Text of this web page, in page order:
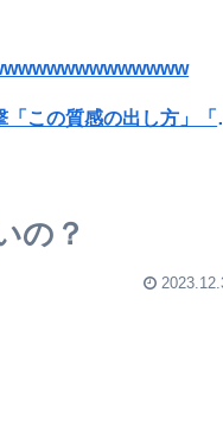
【画像】漫画家・桂
ｗ
の？